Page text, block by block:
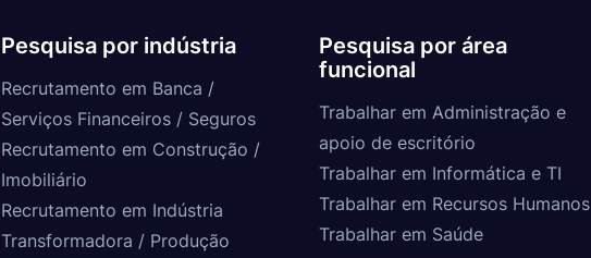
Pesquisa por indústria
Recrutamento em Banca /
Serviços Financeiros / Seguros
Recrutamento em Construção /
Imobiliário
Recrutamento em Indústria
Transformadora / Produção
Pesquisa por área
funcional
Trabalhar em Administração e
apoio de escritório
Trabalhar em Informática e TI
Trabalhar em Recursos Humanos
Trabalhar em Saúde